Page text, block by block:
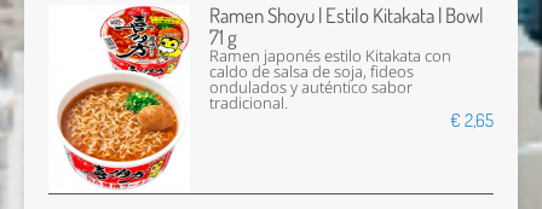
Ramen Shoyu | Estilo Kitakata | Bowl
71 g
Ramen japonés estilo Kitakata con
caldo de salsa de soja, fideos
ondulados y auténtico sabor
tradicional.
€ 2,65